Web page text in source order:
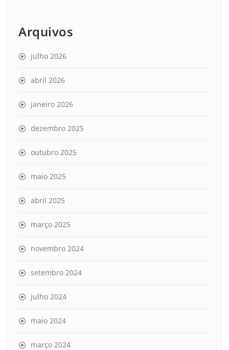
Arquivos
julho 2026
abril 2026
janeiro 2026
dezembro 2025
outubro 2025
maio 2025
abril 2025
março 2025
novembro 2024
setembro 2024
julho 2024
maio 2024
março 2024